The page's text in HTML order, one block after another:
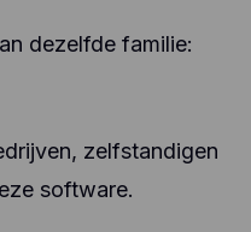
dezelfde familie:
zelfstandigen
software.